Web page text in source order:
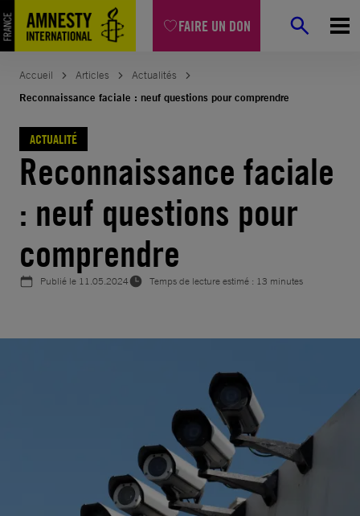
FAIRE UN DON
Aller
au
contenu
Accueil Articles
Actualités
Reconnaissance faciale : neuf questions pour comprendre
ACTUALITÉ
Reconnaissance faciale
: neuf questions pour
comprendre
Publié le 11.05.2024 Temps de lecture estimé : 13 minutes